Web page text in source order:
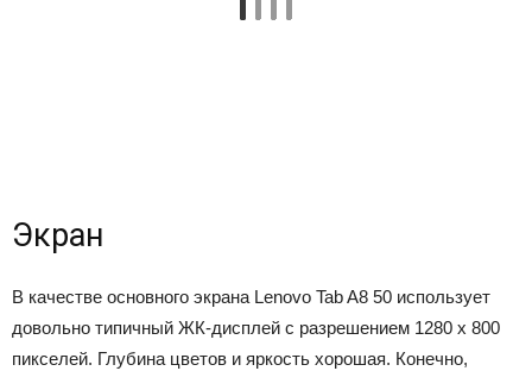
Экран
В качестве основного экрана Lenovo Tab A8 50 использует
довольно типичный ЖК-дисплей с разрешением 1280 х 800
пикселей. Глубина цветов и яркость хорошая. Конечно,